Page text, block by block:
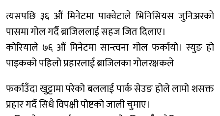
त्यसपछि ३६ औं मिनेटमा पाक्वेटाले भिनिसियस जुनिअरको
पासमा गोल गर्दै ब्राजिललाई सहज जित दिलाए।
कोरियाले ७६ औं मिनेटमा सान्त्वना गोल फर्कायो। स्युङ हो
पाइकको पहिलो प्रहारलाई ब्राजिलका गोलरक्षकले
फर्काउँदा खुट्टामा परेको बललाई पार्क सेउङ होले लामो शसक्त
प्रहार गर्दै सिधै विपक्षी पोष्टको जाली चुमाए।